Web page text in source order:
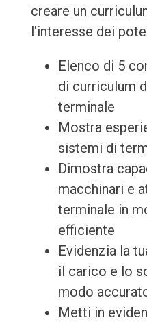
creare un
l'interesse dei
Elenco di 5
di curriculum
terminale
Mostra
sistemi di
Dimostra
macchinari e
terminale in
efficiente
Evidenzia la
il carico e lo
modo
Metti in